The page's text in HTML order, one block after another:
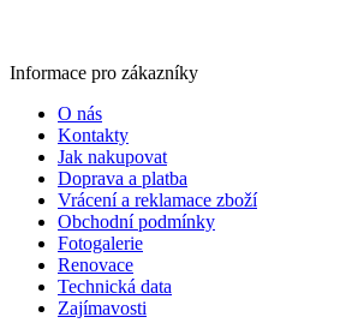
Informace pro zákazníky
O nás
Kontakty
Jak nakupovat
Doprava a platba
Vrácení a reklamace zboží
Obchodní podmínky
Fotogalerie
Renovace
Technická data
Zajímavosti